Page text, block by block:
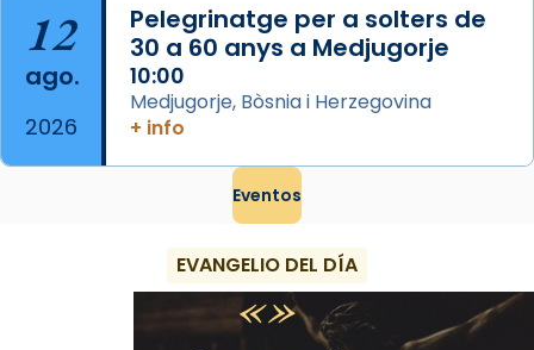
12
ago.
2026
Pelegrinatge per a solters de
30 a 60 anys a Medjugorje
10:00
Medjugorje, Bòsnia i Herzegovina
+ info
Eventos
EVANGELIO DEL DÍA